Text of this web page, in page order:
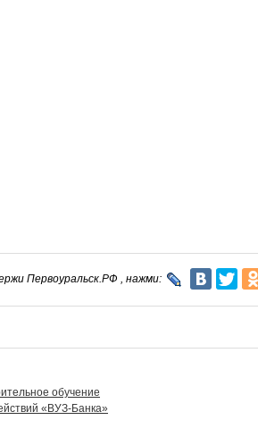
Первоуральск.РФ , нажми:
обучение
«ВУЗ-Банка»